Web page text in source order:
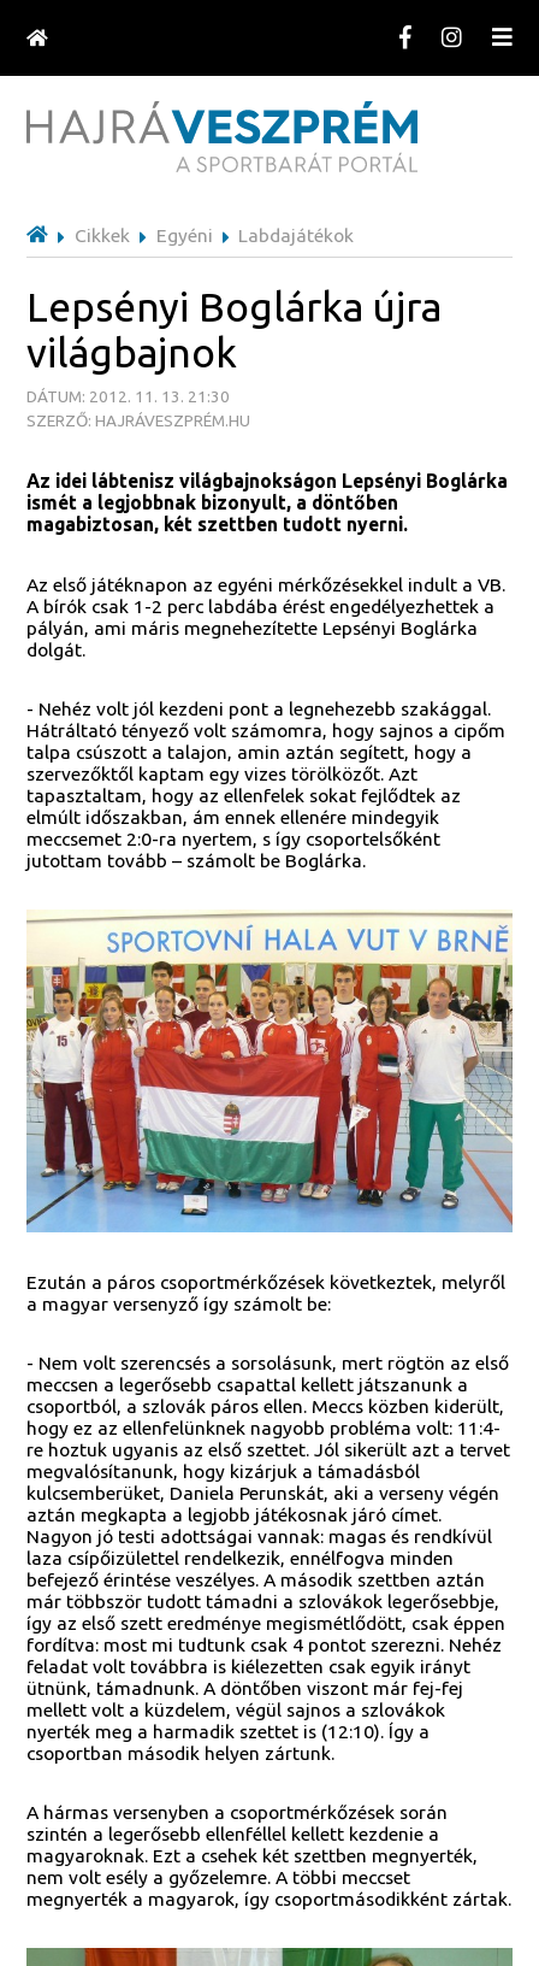
Cikkek Egyéni Labdajátékok
Lepsényi Boglárka újra
világbajnok
DÁTUM: 2012. 11. 13. 21:30
SZERZŐ: HAJRÁVESZPRÉM.HU
Az idei lábtenisz világbajnokságon Lepsényi Boglárka
ismét a legjobbnak bizonyult, a döntőben
magabiztosan, két szettben tudott nyerni.
Az első játéknapon az egyéni mérkőzésekkel indult a VB.
A bírók csak 1-2 perc labdába érést engedélyezhettek a
pályán, ami máris megnehezítette Lepsényi Boglárka
dolgát.
- Nehéz volt jól kezdeni pont a legnehezebb szakággal.
Hátráltató tényező volt számomra, hogy sajnos a cipőm
talpa csúszott a talajon, amin aztán segített, hogy a
szervezőktől kaptam egy vizes törölközőt. Azt
tapasztaltam, hogy az ellenfelek sokat fejlődtek az
elmúlt időszakban, ám ennek ellenére mindegyik
meccsemet 2:0-ra nyertem, s így csoportelsőként
jutottam tovább – számolt be Boglárka.
Ezután a páros csoportmérkőzések következtek, melyről
a magyar versenyző így számolt be:
- Nem volt szerencsés a sorsolásunk, mert rögtön az első
meccsen a legerősebb csapattal kellett játszanunk a
csoportból, a szlovák páros ellen. Meccs közben kiderült,
hogy ez az ellenfelünknek nagyobb probléma volt: 11:4-
re hoztuk ugyanis az első szettet. Jól sikerült azt a tervet
megvalósítanunk, hogy kizárjuk a támadásból
kulcsemberüket, Daniela Perunskát, aki a verseny végén
aztán megkapta a legjobb játékosnak járó címet.
Nagyon jó testi adottságai vannak: magas és rendkívül
laza csípőizülettel rendelkezik, ennélfogva minden
befejező érintése veszélyes. A második szettben aztán
már többször tudott támadni a szlovákok legerősebbje,
így az első szett eredménye megismétlődött, csak éppen
fordítva: most mi tudtunk csak 4 pontot szerezni. Nehéz
feladat volt továbbra is kiélezetten csak egyik irányt
ütnünk, támadnunk. A döntőben viszont már fej-fej
mellett volt a küzdelem, végül sajnos a szlovákok
nyerték meg a harmadik szettet is (12:10). Így a
csoportban második helyen zártunk.
A hármas versenyben a csoportmérkőzések során
szintén a legerősebb ellenféllel kellett kezdenie a
magyaroknak. Ezt a csehek két szettben megnyerték,
nem volt esély a győzelemre. A többi meccset
megnyerték a magyarok, így csoportmásodikként zártak.